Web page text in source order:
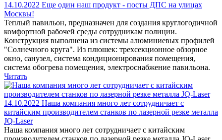
14.10.2022 Еще один наш продукт - посты ДПС на улицах
Москвы!
Теплый павильон, предназначен для создания круглогодичной
комфортной рабочей среды сотрудникам полиции.
Конструкция выполнена из системы алюминиевых профилей
"Солнечного круга". Из плюшек: трехсекционное обзорное
окно, санузел, система кондиционирования помещения,
система обогрева помещения, электроснабжение павильона.
Читать
14.10.2022 Наша компания много лет сотрудничает с
китайским производителем станков по лазерной резке металла
JQ-Laser
Наша компания много лет сотрудничает с китайским